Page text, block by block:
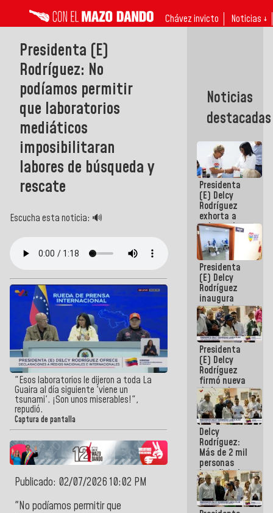
Chávez invicto Noticias ↓
Presidenta (E)
Rodríguez: No
podíamos permitir
que laboratorios
mediáticos
imposibilitaran
labores de búsqueda y
rescate
Escucha esta noticia: 🔊
"Esos laboratorios le dijeron a toda La
Guaira al día siguiente 'viene un
tsunami'. ¡Son unos miserables!",
repudió.
Captura de pantalla
Publicado: 02/07/2026 10:02 PM
"No podíamos permitir que
Noticias
destacadas
Presidenta
(E) Delcy
Rodríguez
exhorta a
gobernadores
y alcaldes a
edificar
casas para
abuelos
Presidenta
(E) Delcy
Rodríguez
inaugura
casa de los
Abuelos
Primavera
en Caracas
Presidenta
(E) Delcy
Rodríguez
firmó nueva
de Ley de
Arrendamiento
aprobada
por la AN
Delcy
Rodríguez:
Más de 2 mil
personas
beneficiadas
con planes
para
atención de